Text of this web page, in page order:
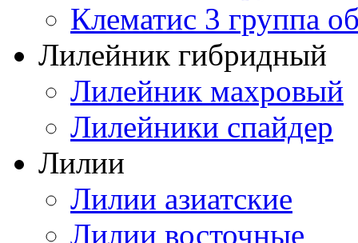
Клематис 3 группа
Лилейник гибридный
Лилейник махровый
Лилейники спайдер
Лилии
Лилии азиатские
Лилии восточные